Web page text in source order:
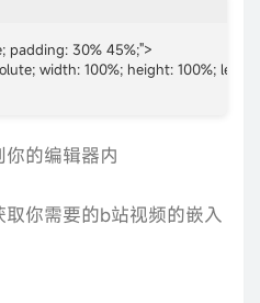
padding: 30% 45%;">
width: 100%; height: 100%;
的编辑器内
你需要的b站视频的嵌入